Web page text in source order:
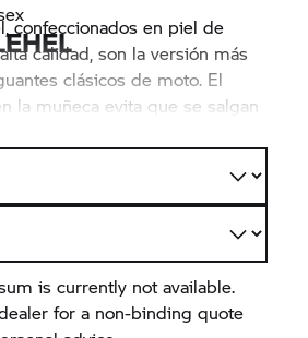
confeccionados en piel de
calidad, son la versión más
clásicos de moto. El
la muñeca evita que se salgan
en los nudillos
Otra característica
es compatible con
is currently not available.
for a non-binding quote